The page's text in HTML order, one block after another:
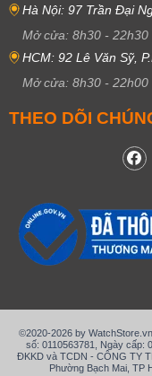
Hà Nội: 97 Trần Đại
Mở cửa: 8h30 - 22h30
HCM: 92 Lê Văn Sỹ,
Mở cửa: 8h30 - 22h00
THEO DÕI
©2020-2026 by
số: 0110563781, Ngày cấp:
ĐKKD và TCDN - CÔNG TY
Phường Bạch Mai, TP